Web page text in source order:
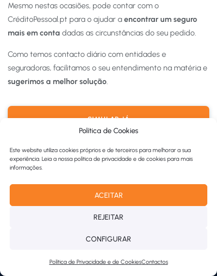
Política de Cookies
Este website utiliza cookies próprios e de terceiros para melhorar a sua
experiência. Leia a nossa política de privacidade e de cookies para mais
informações.
ACEITAR
REJEITAR
CONFIGURAR
Política de Privacidade e de CookiesContactos
Mesmo nestas ocasiões, pode contar com o
CréditoPessoal.pt para o ajudar a encontrar um seguro
mais em conta dadas as circunstâncias do seu pedido.
Como temos contacto diário com entidades e
seguradoras, facilitamos o seu entendimento na matéria e
sugerimos a melhor solução
SIMULAR JÁ
CONCLUSÃO
O BNI Europa está focado em oferecer soluções de
crédito consolidado (com ou sem transferência de